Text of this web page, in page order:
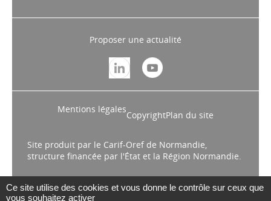
à projets portant sur le parrainage
dans et vers vers l’emploi pour l’année
2026. Date limite de dépôt : 15 mai
2026.
Proposer une actualité
Mentions légales
CopyrightPlan du site
Site produit par le Carif-Oref de Normandie,
structure financée par l'État et la Région Normandie.
Ce site utilise des cookies et vous donne le contrôle sur ceux que
vous souhaitez activer